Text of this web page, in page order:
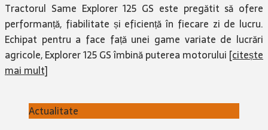
Tractorul Same Explorer 125 GS este pregătit să ofere
performanță, fiabilitate și eficiență în fiecare zi de lucru.
Echipat pentru a face față unei game variate de lucrări
agricole, Explorer 125 GS îmbină puterea motorului [citește
mai mult]
Actualitate